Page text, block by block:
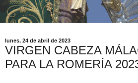
lunes, 24 de abril de 2023
VIRGEN CABEZA
PARA LA ROMERÍA